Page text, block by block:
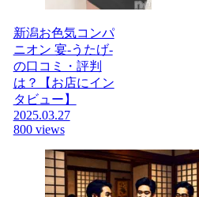
新潟お色気コンパ
ニオン 宴-うたげ-
の口コミ・評判
は？【お店にイン
タビュー】
2025.03.27
800 views